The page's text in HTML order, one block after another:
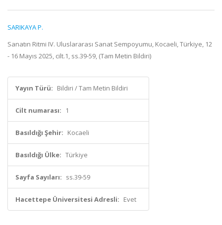
SARIKAYA P.
Sanatın Ritmi IV. Uluslararası Sanat Sempoyumu, Kocaeli, Türkiye, 12
- 16 Mayıs 2025, cilt.1, ss.39-59, (Tam Metin Bildiri)
Yayın Türü: Bildiri / Tam Metin Bildiri
Cilt numarası: 1
Basıldığı Şehir: Kocaeli
Basıldığı Ülke: Türkiye
Sayfa Sayıları: ss.39-59
Hacettepe Üniversitesi Adresli: Evet